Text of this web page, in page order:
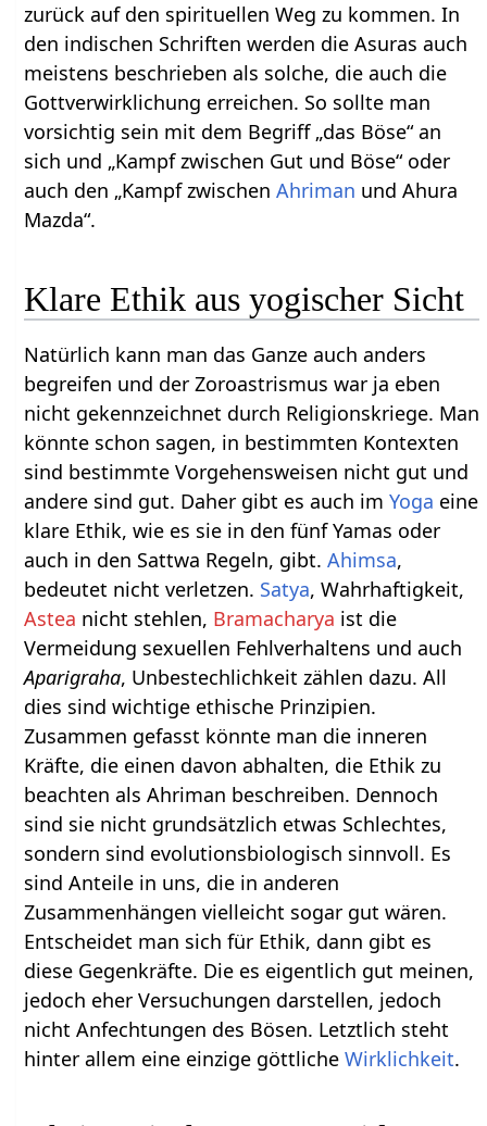
zurück auf den spirituellen Weg zu kommen. In
den indischen Schriften werden die Asuras auch
meistens beschrieben als solche, die auch die
Gottverwirklichung erreichen. So sollte man
vorsichtig sein mit dem Begriff „das Böse“ an
sich und „Kampf zwischen Gut und Böse“ oder
auch den „Kampf zwischenAhriman und Ahura
Mazda“.
Klare Ethik aus yogischer Sicht
Natürlich kann man das Ganze auch anders
begreifen und der Zoroastrismus war ja eben
nicht gekennzeichnet durch Religionskriege. Man
könnte schon sagen, in bestimmten Kontexten
sind bestimmte Vorgehensweisen nicht gut und
andere sind gut. Daher gibt es auch imYoga eine
klare Ethik, wie es sie in den fünf Yamas oder
auch in den Sattwa Regeln, gibt.Ahimsa,
bedeutet nicht verletzen. Satya, Wahrhaftigkeit,
Astea nicht stehlen, Bramacharya ist die
Vermeidung sexuellen Fehlverhaltens und auch
Aparigraha, Unbestechlichkeit zählen dazu. All
dies sind wichtige ethische Prinzipien.
Zusammen gefasst könnte man die inneren
Kräfte, die einen davon abhalten, die Ethik zu
beachten als Ahriman beschreiben. Dennoch
sind sie nicht grundsätzlich etwas Schlechtes,
sondern sind evolutionsbiologisch sinnvoll. Es
sind Anteile in uns, die in anderen
Zusammenhängen vielleicht sogar gut wären.
Entscheidet man sich für Ethik, dann gibt es
diese Gegenkräfte. Die es eigentlich gut meinen,
jedoch eher Versuchungen darstellen, jedoch
nicht Anfechtungen des Bösen. Letztlich steht
hinter allem eine einzige göttlicheWirklichkeit.